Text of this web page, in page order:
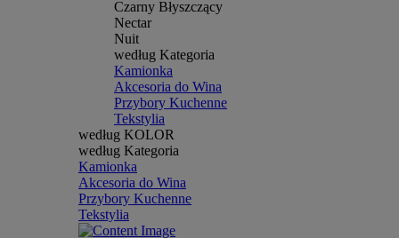
Czarny Błyszczący
Nectar
Nuit
według Kategoria
Kamionka
Akcesoria do Wina
Przybory Kuchenne
Tekstylia
według KOLOR
według Kategoria
Kamionka
Akcesoria do Wina
Przybory Kuchenne
Tekstylia